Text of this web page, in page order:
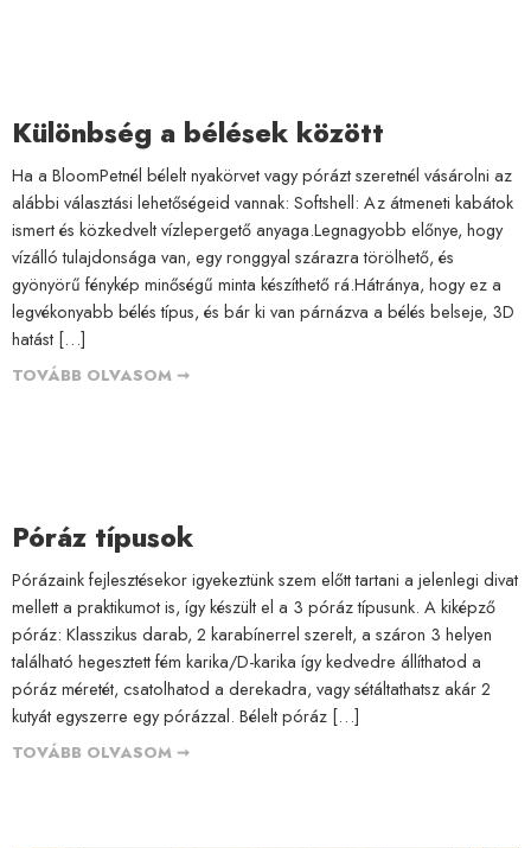
Különbség a bélések között
Ha a BloomPetnél bélelt nyakörvet vagy pórázt szeretnél vásárolni az
alábbi választási lehetőségeid vannak: Softshell: Az átmeneti kabátok
ismert és közkedvelt vízlepergető anyaga.Legnagyobb előnye, hogy
vízálló tulajdonsága van, egy ronggyal szárazra törölhető, és
gyönyörű fénykép minőségű minta készíthető rá.Hátránya, hogy ez a
legvékonyabb bélés típus, és bár ki van párnázva a bélés belseje, 3D
hatást […]
TOVÁBB OLVASOM ➞
Póráz típusok
Pórázaink fejlesztésekor igyekeztünk szem előtt tartani a jelenlegi divat
mellett a praktikumot is, így készült el a 3 póráz típusunk. A kiképző
póráz: Klasszikus darab, 2 karabínerrel szerelt, a száron 3 helyen
található hegesztett fém karika/D-karika így kedvedre állíthatod a
póráz méretét, csatolhatod a derekadra, vagy sétáltathatsz akár 2
kutyát egyszerre egy pórázzal. Bélelt póráz […]
TOVÁBB OLVASOM ➞